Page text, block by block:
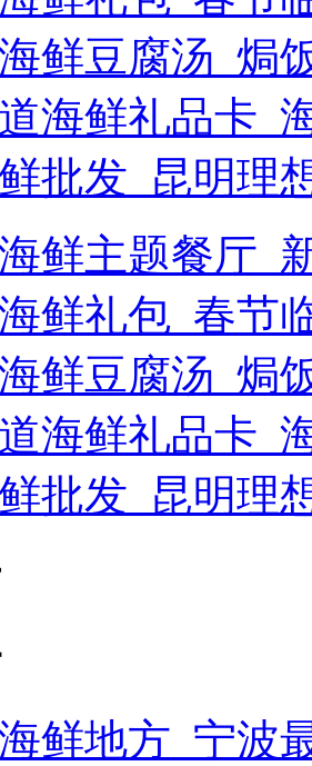
鲜豆腐汤_焗
海鲜礼品卡_
批发_昆明理
鲜主题餐厅_
鲜礼包_春节
鲜豆腐汤_焗
海鲜礼品卡_
批发_昆明理
鲜地方_宁波